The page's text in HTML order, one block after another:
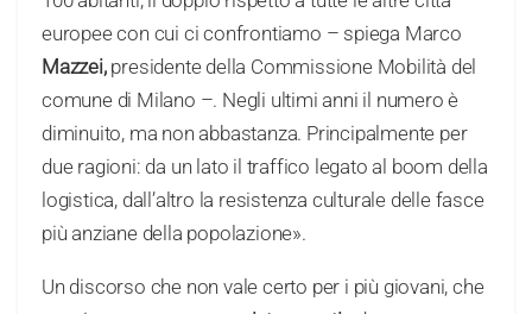
europee con cui ci confrontiamo – spiega Marco
Mazzei,presidente della Commissione Mobilità del
comune di Milano –. Negli ultimi anni il numero è
diminuito, ma non abbastanza. Principalmente per
due ragioni: da un lato il traffico legato al boom della
logistica, dall’altro la resistenza culturale delle fasce
più anziane della popolazione».
Un discorso che non vale certo per i più giovani, che